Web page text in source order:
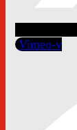
Vimeo-v